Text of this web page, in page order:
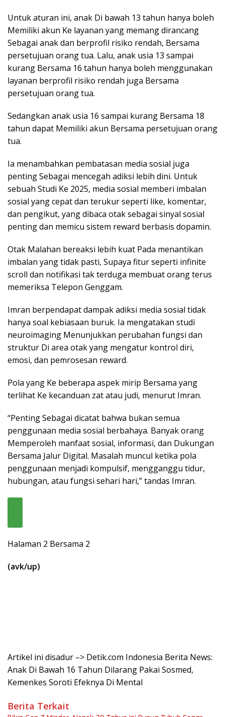
Untuk aturan ini, anak Di bawah 13 tahun hanya boleh
Memiliki akun Ke layanan yang memang dirancang
Sebagai anak dan berprofil risiko rendah, Bersama
persetujuan orang tua. Lalu, anak usia 13 sampai
kurang Bersama 16 tahun hanya boleh menggunakan
layanan berprofil risiko rendah juga Bersama
persetujuan orang tua.
Sedangkan anak usia 16 sampai kurang Bersama 18
tahun dapat Memiliki akun Bersama persetujuan orang
tua.
Ia menambahkan pembatasan media sosial juga
penting Sebagai mencegah adiksi lebih dini. Untuk
sebuah Studi Ke 2025, media sosial memberi imbalan
sosial yang cepat dan terukur seperti like, komentar,
dan pengikut, yang dibaca otak sebagai sinyal sosial
penting dan memicu sistem reward berbasis dopamin.
Otak Malahan bereaksi lebih kuat Pada menantikan
imbalan yang tidak pasti, Supaya fitur seperti infinite
scroll dan notifikasi tak terduga membuat orang terus
memeriksa Telepon Genggam.
Imran berpendapat dampak adiksi media sosial tidak
hanya soal kebiasaan buruk. Ia mengatakan studi
neuroimaging Menunjukkan perubahan fungsi dan
struktur Di area otak yang mengatur kontrol diri,
emosi, dan pemrosesan reward.
Pola yang Ke beberapa aspek mirip Bersama yang
terlihat Ke kecanduan zat atau judi, menurut Imran.
“Penting Sebagai dicatat bahwa bukan semua
penggunaan media sosial berbahaya. Banyak orang
Memperoleh manfaat sosial, informasi, dan Dukungan
Bersama Jalur Digital. Masalah muncul ketika pola
penggunaan menjadi kompulsif, mengganggu tidur,
hubungan, atau fungsi sehari hari,” tandas Imran.
Halaman 2 Bersama 2
(avk/up)
Artikel ini disadur –> Detik.com Indonesia Berita News:
Anak Di Bawah 16 Tahun Dilarang Pakai Sosmed,
Kemenkes Soroti Efeknya Di Mental
Berita Terkait